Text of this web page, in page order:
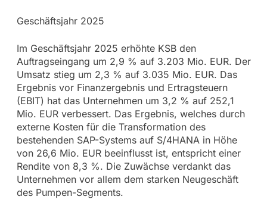
Geschäftsjahr 2025
Im Geschäftsjahr 2025 erhöhte KSB den
Auftragseingang um 2,9 % auf 3.203 Mio. EUR. Der
Umsatz stieg um 2,3 % auf 3.035 Mio. EUR. Das
Ergebnis vor Finanzergebnis und Ertragsteuern
(EBIT) hat das Unternehmen um 3,2 % auf 252,1
Mio. EUR verbessert. Das Ergebnis, welches durch
externe Kosten für die Transformation des
bestehenden SAP-Systems auf S/4HANA in Höhe
von 26,6 Mio. EUR beeinflusst ist, entspricht einer
Rendite von 8,3 %. Die Zuwächse verdankt das
Unternehmen vor allem dem starken Neugeschäft
des Pumpen-Segments.